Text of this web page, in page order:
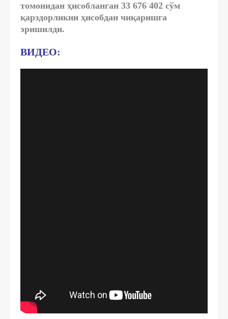
томонидан ҳисобланган 33 676 402 сўм
қарздорликни ҳисобдан чиқаришга
эришилди.
ВИДЕО: